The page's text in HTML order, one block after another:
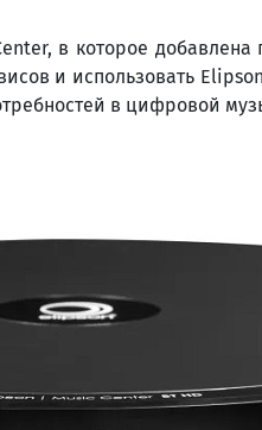
в которое
и использовать
в цифровой